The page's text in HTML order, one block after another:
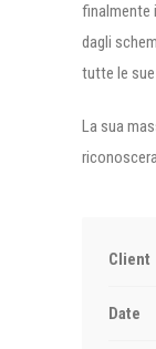
finalmente
dagli
tutte le
La sua
Client
Date